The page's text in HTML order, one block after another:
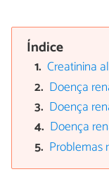
Índice
Creatinina
Doença
Doença
Doença
Problemas